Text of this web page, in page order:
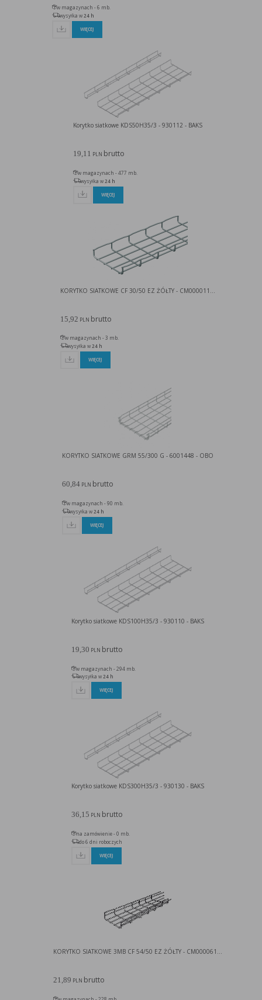
w magazynach - 6 mb.
wysyłka w 24 h
WIĘCEJ
Korytko siatkowe KDS50H35/3 - 930112 - BAKS
19,11 PLN brutto
w magazynach - 477 mb.
wysyłka w 24 h
WIĘCEJ
KORYTKO SIATKOWE CF 30/50 EZ ŻÓŁTY - CM000011...
15,92 PLN brutto
w magazynach - 3 mb.
wysyłka w24 h
WIĘCEJ
KORYTKO SIATKOWE GRM 55/300 G - 6001448 - OBO
60,84PLN brutto
w magazynach - 90 mb.
wysyłka w 24 h
WIĘCEJ
Korytko siatkowe KDS100H35/3 - 930110 - BAKS
19,30 PLN brutto
w magazynach - 294 mb.
wysyłka w24 h
WIĘCEJ
Korytko siatkowe KDS300H35/3 - 930130 - BAKS
36,15 PLN brutto
na zamówienie - 0 mb.
do 6 dni roboczych
WIĘCEJ
KORYTKO SIATKOWE 3MB CF 54/50 EZ ŻÓŁTY - CM000061...
21,89 PLN brutto